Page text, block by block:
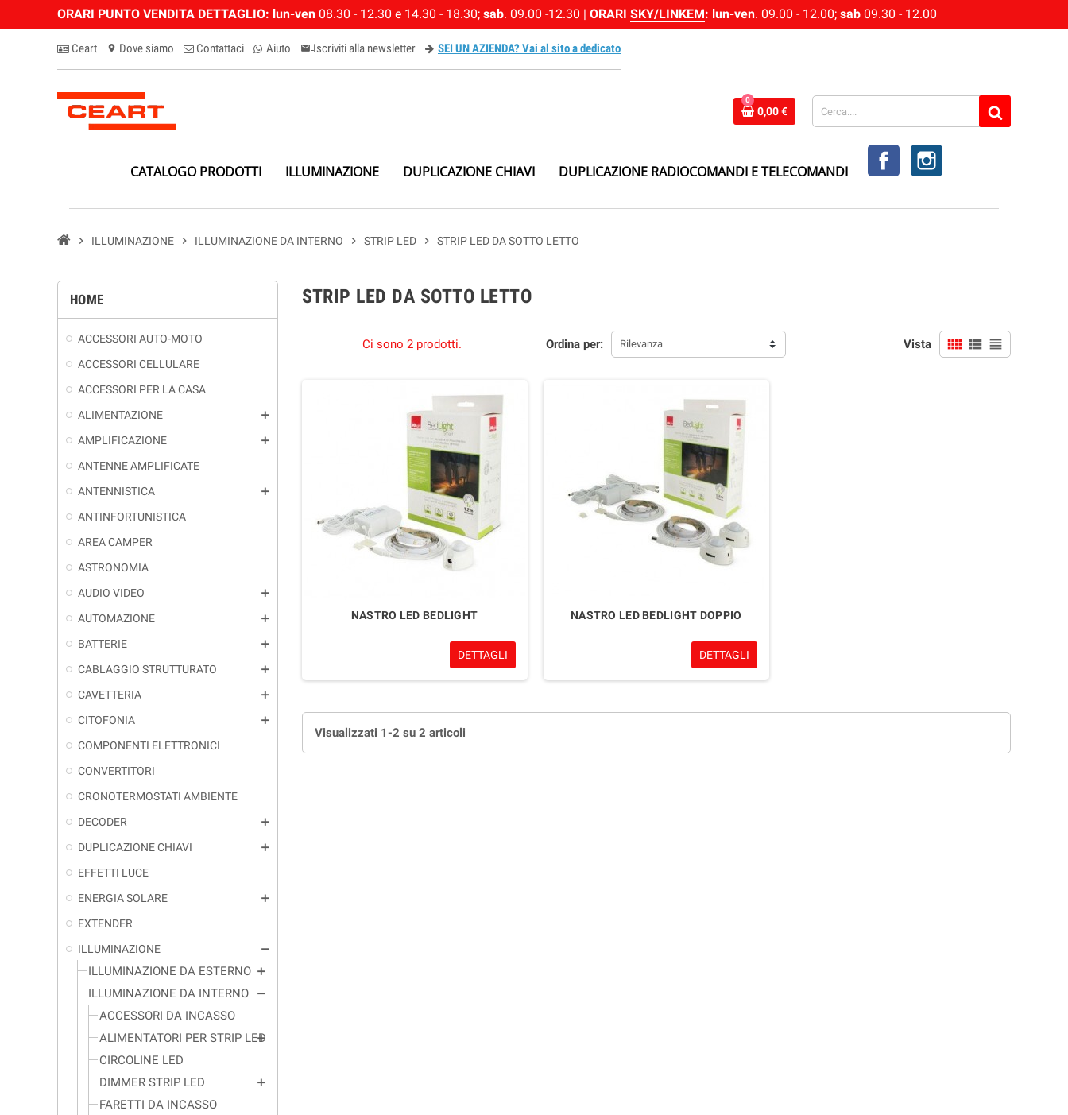
ORARI PUNTO VENDITA DETTAGLIO: lun-ven 08.30 - 12.30 e 14.30 - 18.30; sab. 09.00 -12.30 | ORARI SKY/LINKEM: lun-ven. 09.00 - 12.00; sab 09.30 - 12.00
Ceart location_on Dove siamo Contattaci Aiuto email-newsletter
Iscriviti alla newsletter SEI UN AZIENDA? Vai al sito a dedicato
0
0,00 €
CATALOGO PRODOTTI ILLUMINAZIONE DUPLICAZIONE CHIAVI DUPLICAZIONE RADIOCOMANDI E TELECOMANDI
FACEBOOKINSTAGRAM
chevron_right ILLUMINAZIONE chevron_right ILLUMINAZIONE DA INTERNO chevron_right STRIP LED chevron_right STRIP LED DA SOTTO LETTO
HOME
ACCESSORI AUTO-MOTO
ACCESSORI CELLULARE
ACCESSORI PER LA CASA
ALIMENTAZIONE
add
AMPLIFICAZIONE add
ANTENNE AMPLIFICATE
ANTENNISTICA
add
ANTINFORTUNISTICA
AREA CAMPER
ASTRONOMIA
AUDIO VIDEO
add
AUTOMAZIONE add
BATTERIE add
CABLAGGIO STRUTTURATO add
CAVETTERIA add
CITOFONIA add
COMPONENTI ELETTRONICI
CONVERTITORI
CRONOTERMOSTATI AMBIENTE
DECODER
add
DUPLICAZIONE CHIAVI add
EFFETTI LUCE
ENERGIA SOLARE
add
EXTENDER
ILLUMINAZIONE
remove
ILLUMINAZIONE DA ESTERNO add
ILLUMINAZIONE DA INTERNO remove
ACCESSORI DA INCASSO
ALIMENTATORI PER STRIP LED
add
CIRCOLINE LED
DIMMER STRIP LED
add
FARETTI DA INCASSO
STRIP LED DA SOTTO LETTO
Ordina per: Rilevanza Vista view_comfy view_list view_headline
Ci sono 2 prodotti.
NASTRO LED BEDLIGHT
DETTAGLI
NASTRO LED BEDLIGHT DOPPIO
DETTAGLI
Visualizzati 1-2 su 2 articoli